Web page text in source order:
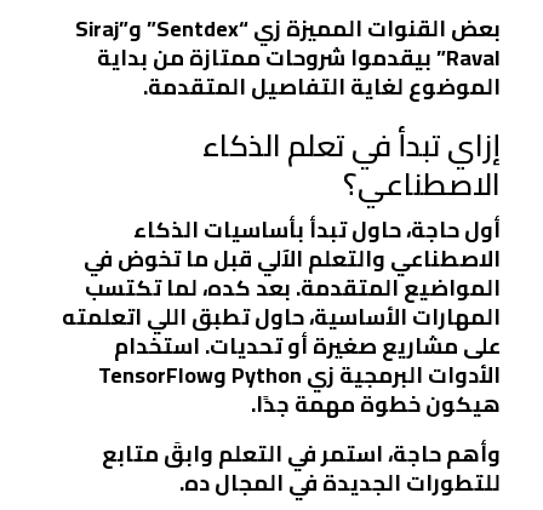
بعض القنوات المميزة زي “Sentdex” و”Siraj
Raval” بيقدموا شروحات ممتازة من بداية
الموضوع لغاية التفاصيل المتقدمة.
إزاي تبدأ في تعلم الذكاء
الاصطناعي؟
أول حاجة، حاول تبدأ بأساسيات الذكاء
الاصطناعي والتعلم الآلي قبل ما تخوض في
المواضيع المتقدمة. بعد كده، لما تكتسب
المهارات الأساسية، حاول تطبق اللي اتعلمته
على مشاريع صغيرة أو تحديات. استخدام
الأدوات البرمجية زي Python وTensorFlow
هيكون خطوة مهمة جدًا.
وأهم حاجة، استمر في التعلم وابقَ متابع
للتطورات الجديدة في المجال ده.